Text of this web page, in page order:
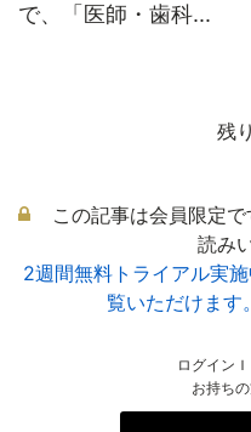
で、「医師・歯科...
残
この記事は会員限定
読み
2週間無料トライアル実
覧いただけます
ログイン
お持ち